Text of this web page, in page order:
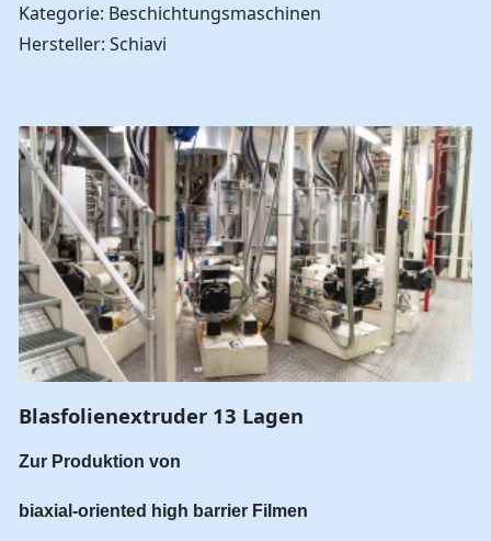
Kategorie: Beschichtungsmaschinen
Hersteller: Schiavi
Blasfolienextruder 13 Lagen
Zur Produktion von
biaxial-oriented high barrier Filmen